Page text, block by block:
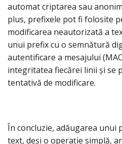
automat criptarea sau
plus, prefixele pot fi folosite
modificarea neautorizată a
unui prefix cu o semnătură
autentificare a mesajului
integritatea fiecărei linii și se
tentativă de modificare.
În concluzie, adăugarea unui
text, deși o operație simplă,